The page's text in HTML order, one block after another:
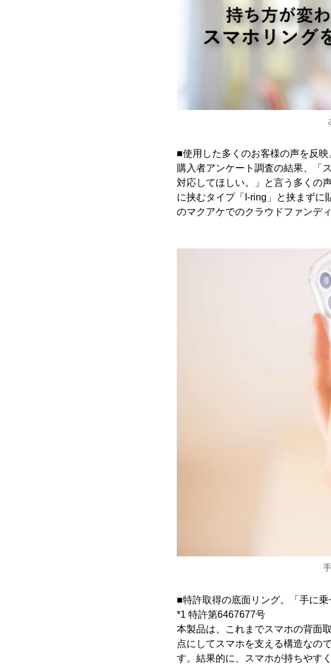
■使用した多くのお客様の声を反
購入者アンケート調査の結果、「
対応してほしい。」と言う多くの
に挟むタイプ「I-ring」と挟まずに
のマクアケでのクラウドファンデ
■特許取得の底面リング。「手に
*1 特許第6467677号
本製品は、これまでスマホの背面
点にしてスマホを支える構造なの
す。結果的に、スマホが持ちやす